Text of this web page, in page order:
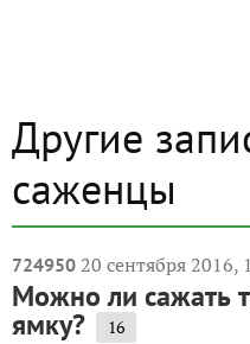
Другие
саженцы
724950 20 сентября 2016,
Можно ли сажать
ямку? 16